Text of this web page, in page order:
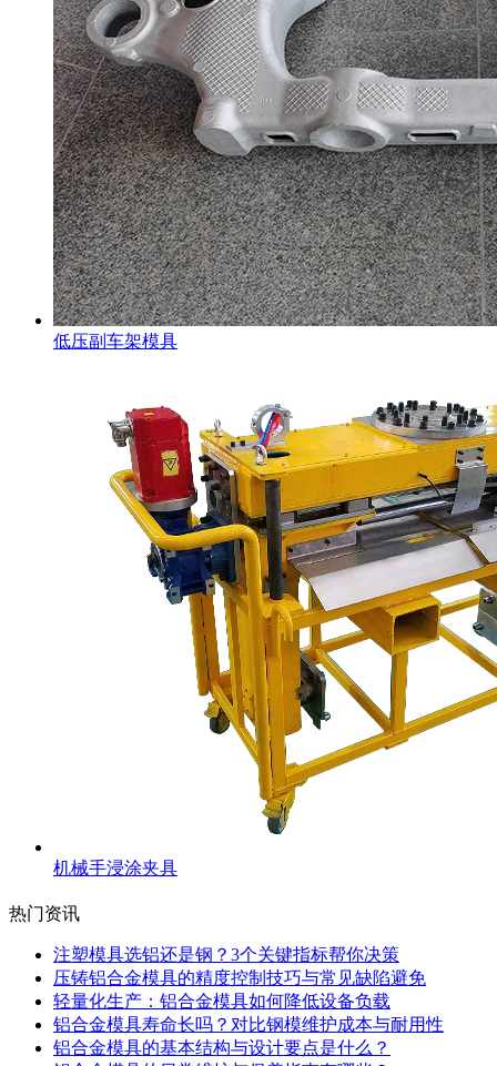
低压副车架模具
机械手浸涂夹具
热门资讯
注塑模具选铝还是钢？3个关键指标帮你决策
压铸铝合金模具的精度控制技巧与常见缺陷避免
轻量化生产：铝合金模具如何降低设备负载
铝合金模具寿命长吗？对比钢模维护成本与耐用性
铝合金模具的基本结构与设计要点是什么？